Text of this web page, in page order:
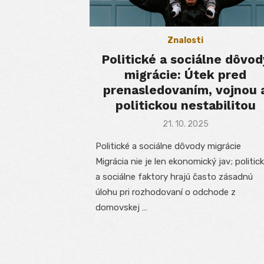
Znalosti
Politické a sociálne
migrácie: Útek pred
prenasledovaním, vojnou
politickou nestabilitou
Posted
21. 10. 2025
Politické a sociálne dôvody migrácie
Migrácia nie je len ekonomický jav;
a sociálne faktory hrajú často zásadnú
úlohu pri rozhodovaní o odchode z
domovskej …